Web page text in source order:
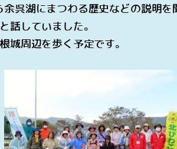
呉湖にまつわる歴史などの説明を
話していました。
城周辺を歩く予定です。